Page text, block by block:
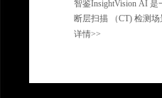
智鉴InsightVision AI
断层扫描 （CT) 检测场
详情>>